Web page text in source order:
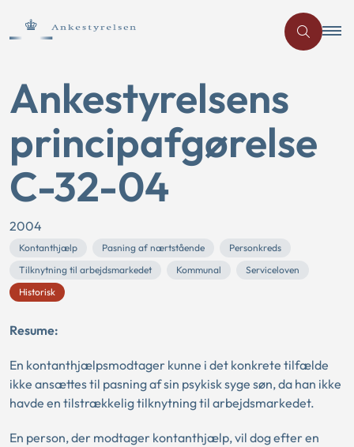
Ankestyrelsens
principafgørelse
C-32-04
2004
Kontanthjælp Pasning af nærtstående
Personkreds
Tilknytning til arbejdsmarkedet
Kommunal
Serviceloven
Historisk
Resume:
En kontanthjælpsmodtager kunne i det konkrete tilfælde
ikke ansættes til pasning af sin psykisk syge søn, da han ikke
havde en tilstrækkelig tilknytning til arbejdsmarkedet.
En person, der modtager kontanthjælp, vil dog efter en